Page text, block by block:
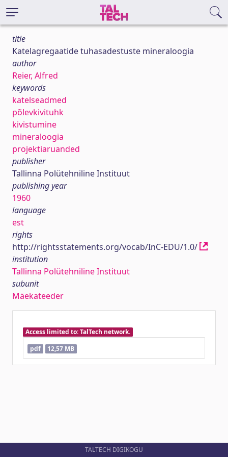
title
Katelagregaatide tuhasadestuste mineraloogia
author
Reier, Alfred
keywords
katelseadmed
põlevkivituhk
kivistumine
mineraloogia
projektiaruanded
publisher
Tallinna Polütehniline Instituut
publishing year
1960
language
est
rights
http://rightsstatements.org/vocab/InC-EDU/1.0/
institution
Tallinna Polütehniline Instituut
subunit
Mäekateeder
Access limited to: TalTech network.
pdf
12,57 MB
TALTECH DIGIKOGU